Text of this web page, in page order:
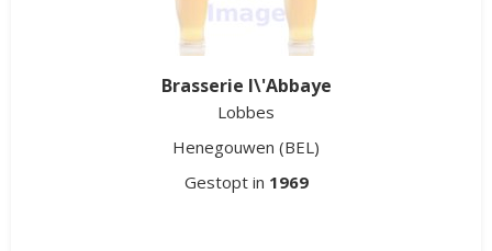
Brasserie l\'Abbaye
Lobbes
Henegouwen (BEL)
Gestopt in 1969